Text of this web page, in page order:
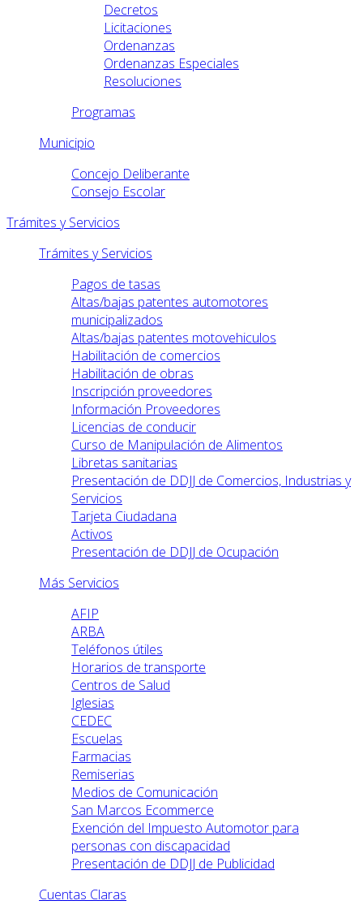
Decretos
Licitaciones
Ordenanzas
Ordenanzas Especiales
Resoluciones
Programas
Municipio
Concejo Deliberante
Consejo Escolar
Trámites y Servicios
Trámites y Servicios
Pagos de tasas
Altas/bajas patentes automotores
municipalizados
Altas/bajas patentes motovehiculos
Habilitación de comercios
Habilitación de obras
Inscripción proveedores
Información Proveedores
Licencias de conducir
Curso de Manipulación de Alimentos
Libretas sanitarias
Presentación de DDJJ de Comercios, Industrias y
Servicios
Tarjeta Ciudadana
Activos
Presentación de DDJJ de Ocupación
Más Servicios
AFIP
ARBA
Teléfonos útiles
Horarios de transporte
Centros de Salud
Iglesias
CEDEC
Escuelas
Farmacias
Remiserias
Medios de Comunicación
San Marcos Ecommerce
Exención del Impuesto Automotor para
personas con discapacidad
Presentación de DDJJ de Publicidad
Cuentas Claras